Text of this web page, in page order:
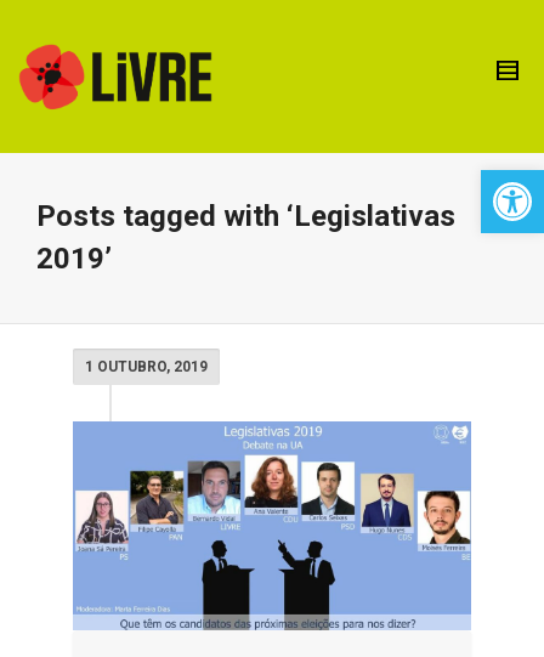
Posts tagged with ‘Legislativas
2019’
1 OUTUBRO, 2019